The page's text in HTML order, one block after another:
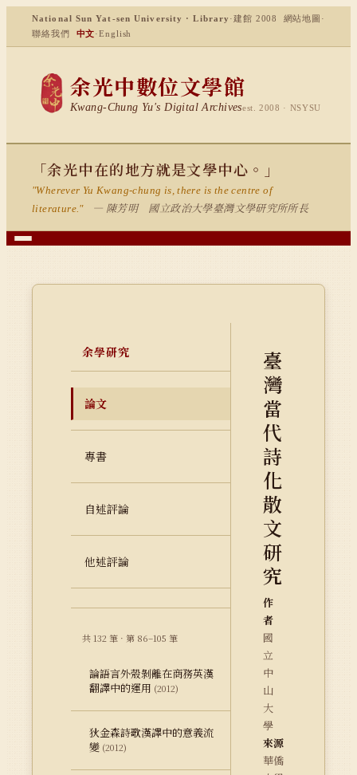
National Sun Yat-sen University · Library ·建館 2008 網站地圖 ·
聯絡我們
中文·English
余光中數位文學館
Kwang-Chung Yu's Digital Archivesest. 2008 · NSYSU
「余光中在的地方就是文學中心。」
"Wherever Yu Kwang-chung is, there is the centre of
literature."
— 陳芳明 國立政治大學臺灣文學研究所所長
余學研究
論文
專書
自述評論
他述評論
共 132 筆 · 第 86–105 筆
論語言外殼剝離在商務英漢
翻譯中的運用 (2012)
狄金森詩歌漢譯中的意義流
變 (2012)
臺
灣
當
代
詩
化
散
文
研
究
作
者
國
立
中
山
大
學
來源
華僑